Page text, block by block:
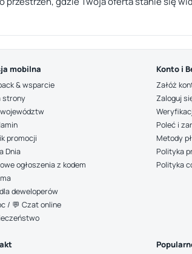
mobilna
& wsparcie
strony
promocji
Dnia
ogłoszenia z kodem
deweloperów
/ 💬 Czat online
Konto i
Załóż
Zaloguj
Poleć i
Metody
Polityka
Polityka